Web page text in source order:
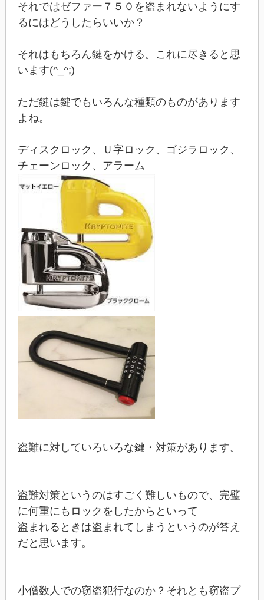
それではゼファー７５０を盗まれないようにす
るにはどうしたらいいか？
それはもちろん鍵をかける。これに尽きると思
います(^_^;)
ただ鍵は鍵でもいろんな種類のものがあります
よね。
ディスクロック、Ｕ字ロック、ゴジラロック、
チェーンロック、アラーム
盗難に対していろいろな鍵・対策があります。
盗難対策というのはすごく難しいもので、完璧
に何重にもロックをしたからといって
盗まれるときは盗まれてしまうというのが答え
だと思います。
小僧数人での窃盗犯行なのか？それとも窃盗プ